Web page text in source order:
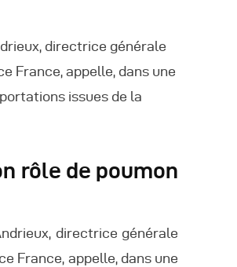
directrice générale
France, appelle, dans une
issues de la
rôle de poumon
directrice générale
France, appelle, dans une